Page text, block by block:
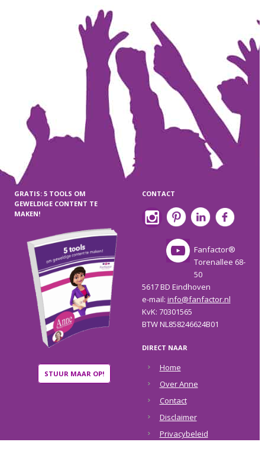
GRATIS: 5 TOOLS OM
GEWELDIGE CONTENT TE
MAKEN!
STUUR MAAR OP!
CONTACT
Fanfactor®
Torenallee 68-
50
5617 BD Eindhoven
e-mail: info@fanfactor.nl
KvK: 70301565
BTW NL858246624B01
DIRECT NAAR
Home
Over Anne
Contact
Disclaimer
Privacybeleid